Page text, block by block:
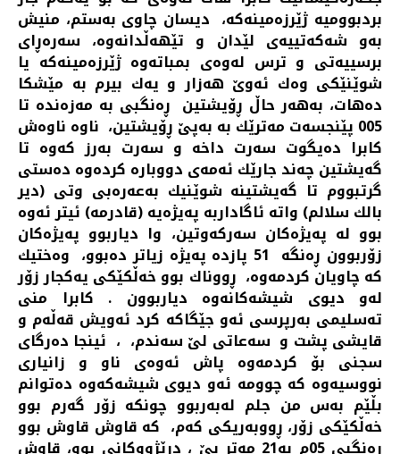
بردبوومیه‌ ژێرزه‌مینه‌كه، دیسان چاوی به‌ستم، منیش
به‌و شه‌كه‌تییه‌ی لێدان و تێهه‌ڵدانه‌وه، سه‌ره‌ڕای
برسییه‌تی و ترس له‌وه‌ی بمباته‌وه‌ ژێرزه‌مینه‌كه‌ یا
شوێنێكی وه‌ك ئه‌وێ هه‌زار و یه‌ك بیرم به‌ مێشكا
ده‌هات، به‌هه‌ر حاڵ ڕۆیشتین ڕه‌نگبی به‌ مه‌زه‌نده‌ تا
005 پێنجسه‌ت مه‌ترێك به‌ به‌پێ ڕۆیشتین، ناوه‌ ناوه‌ش
كابرا ده‌یگوت سه‌رت داخه ‌و سه‌رت به‌رز كه‌وه‌ تا
گه‌یشتین چه‌ند جارێك ئه‌مه‌ی دووباره‌ كرده‌وه‌ ده‌ستی
گرتبووم تا گه‌یشتینه‌ شوێنیك به‌عه‌ره‌بی وتی (دیر
بالك سلالم) واته‌ ئاگاداربه‌ په‌یژه‌یه‌ (قادرمه‌) ئیتر ئه‌وه‌
بوو له ‌په‌یژه‌كان سه‌ركه‌وتین، وا دیاربوو په‌یژه‌كان
زۆربوون ڕه‌نگه‌ 51 پازده‌ په‌یژه‌ زیاتر ده‌بوو، وه‌ختیك
كه‌ چاویان كردمه‌وه، ڕووناك بوو خه‌ڵكێكی یه‌كجار زۆر
له‌و دیوی شیشه‌كانه‌وه‌ دیاربوون . كابرا منی
ته‌سلیمی به‌رپرسی ئه‌و جێگاكه‌‌ كرد ئه‌ویش قه‌ڵه‌م و
قایشی پشت و سه‌عاتی لێ سه‌ندم، ، ئینجا ده‌رگای
سجنی بۆ كردمه‌وه‌ پاش ئه‌وه‌ی ناو و زانیاری
نووسیه‌وه‌ كه‌ چوومه‌ ئه‌و دیوی شیشه‌كه‌وه‌ ده‌توانم
بڵێم به‌س من جلم له‌به‌ربوو چونكه‌ زۆر گه‌رم بوو
خه‌ڵكێكی زۆر، ڕووبه‌ریكی كه‌م، كه‌ قاوش قاوش بوو